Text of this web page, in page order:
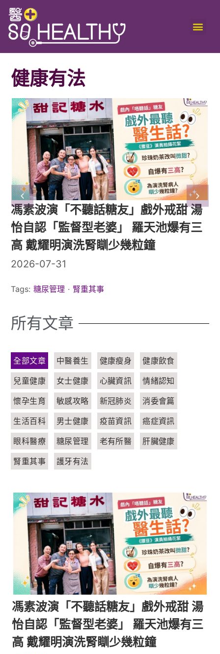
健康有法
快樂不是腦袋說了算！人體 90% 血清
素由腸道生產，教你5招吃出好心情
2026-07-14
健康飲食
所有文章
全部文章 中醫養生 健康瘦身 健康飲食
兒童健康 女士健康 心臟資訊 情緒認知
懷孕生育 敏感攻略 新冠肺炎 消委會篇
生活百科 男士健康 疫苗資訊 癌症資訊
眼科醫療 糖尿管理 老有所醫 肝臟健康
腎重其事 護牙有法
馮素波演「不聽話糖友」戲外戒甜 湯
怡自認「監督型老婆」 羅天池爆有三
高 戴耀明演洗腎瞓少幾粒鐘